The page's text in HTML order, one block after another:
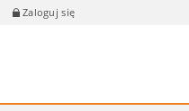
Zaloguj się